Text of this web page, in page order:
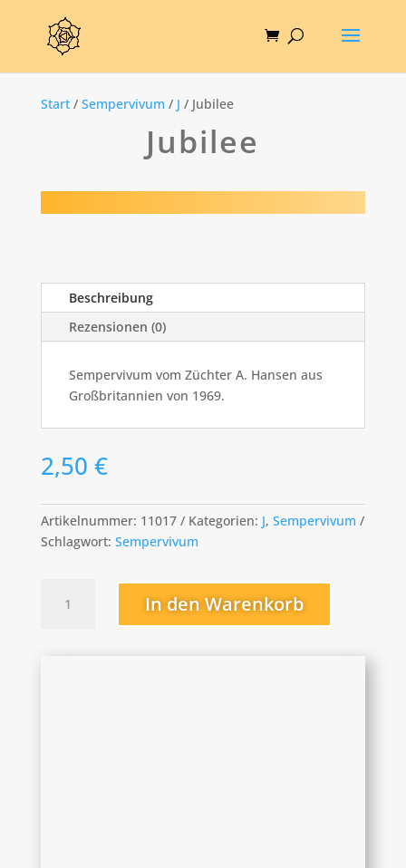
Start/ Sempervivum / J / Jubilee
Jubilee
Beschreibung
Rezensionen (0)
Sempervivum vom Züchter A. Hansen aus
Großbritannien von 1969.
2,50 €
Artikelnummer: 11017 Kategorien: J, Sempervivum
Schlagwort: Sempervivum
Menge
In den Warenkorb